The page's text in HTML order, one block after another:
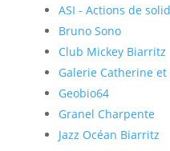
ASI - Actions de
Bruno Sono
Club Mickey Biarritz
Galerie Catherine
Geobio64
Granel Charpente
Jazz Océan Biarritz